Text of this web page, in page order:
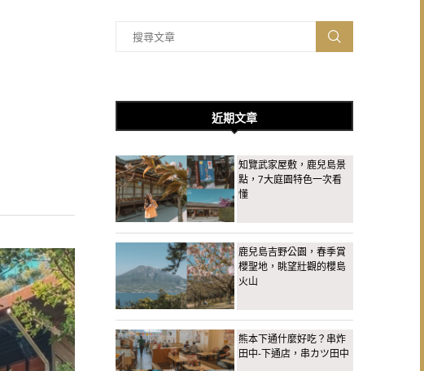
近期文章
知覽武家屋敷，鹿兒島景
點，7大庭園特色一次看
懂
鹿兒島吉野公園，春季賞
櫻聖地，眺望壯觀的櫻島
火山
熊本下通什麼好吃？串炸
田中-下通店，串カツ田中